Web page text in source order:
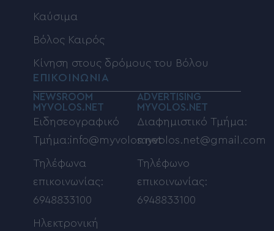
Καύσιμα
Βόλος Καιρός
Κίνηση στους δρόμους του Βόλου
ΕΠΙΚΟΙΝΩΝΙΑ
NEWSROOM
MYVOLOS.NET
Ειδησεογραφικό
Τμήμα:info@myvolos.net
Τηλέφωνα
επικοινωνίας:
6948833100
Ηλεκτρονική
ADVERTISING
MYVOLOS.NET
Διαφημιστικό Τμήμα:
myvolos.net@gmail.com
Τηλέφωνο
επικοινωνίας:
6948833100